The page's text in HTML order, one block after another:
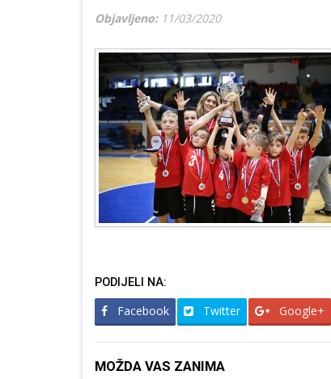
Objavljeno: 11/03/2020
PODIJELI NA:
Facebook Twitter Google+
MOŽDA VAS ZANIMA